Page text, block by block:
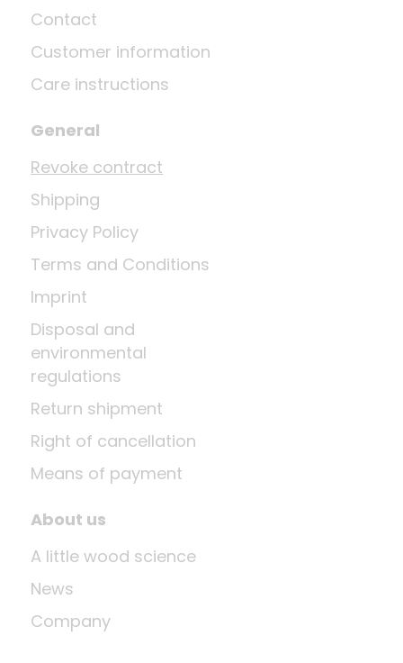
Contact
Customer information
Care instructions
General
Revoke contract
Shipping
Privacy Policy
Terms and Conditions
Imprint
Disposal and
environmental
regulations
Return shipment
Right of cancellation
Means of payment
About us
A little wood science
News
Company